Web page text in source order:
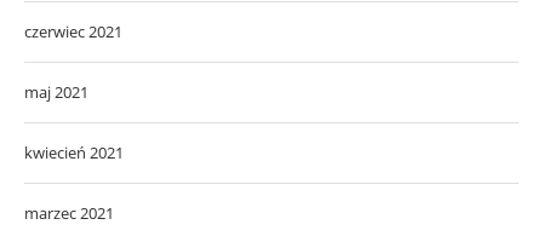
czerwiec 2021
maj 2021
kwiecień 2021
marzec 2021